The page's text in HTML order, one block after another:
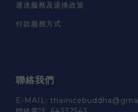
運送服務及退換政策
付款服務方式
聯絡我們
E-MAIL: